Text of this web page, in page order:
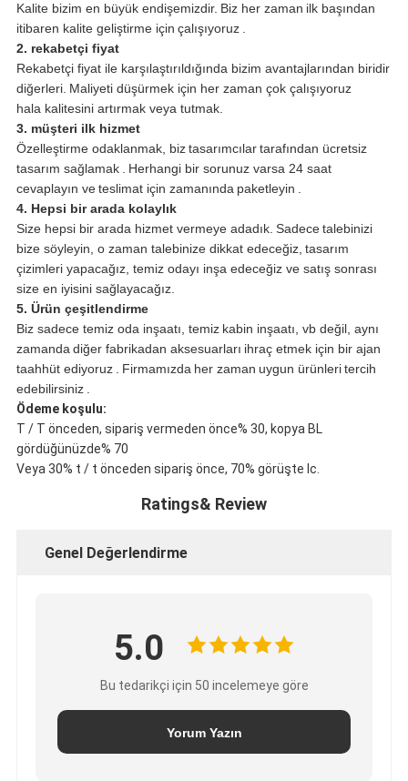
Kalite bizim en büyük endişemizdir. Biz her zaman ilk başından
itibaren kalite geliştirme için çalışıyoruz .
2. rekabetçi fiyat
Rekabetçi fiyat ile karşılaştırıldığında bizim avantajlarından biridir
diğerleri. Maliyeti düşürmek için her zaman çok çalışıyoruz
hala kalitesini artırmak veya tutmak.
3. müşteri ilk hizmet
Özelleştirme odaklanmak, biztasarımcılartarafından ücretsiz
tasarım sağlamak . Herhangi bir sorunuz varsa 24 saat
cevaplayın veteslimat için zamanında paketleyin .
4. Hepsi bir arada kolaylık
Size hepsi bir arada hizmet vermeye adadık. Sadecetalebinizi
bize söyleyin, o zaman talebinize dikkat edeceğiz, tasarım
çizimleri yapacağız, temiz odayı inşa edeceğiz ve satış sonrası
size en iyisini sağlayacağız.
5. Ürün çeşitlendirme
Biz sadece temiz oda inşaatı, temiz kabin inşaatı, vb değil, aynı
zamandadiğer fabrikadan aksesuarları ihraç etmek için bir ajan
taahhüt ediyoruz . Firmamızda her zaman uygun ürünleritercih
edebilirsiniz .
Ödeme koşulu:
T / T önceden, sipariş vermeden önce% 30, kopya BL
gördüğünüzde% 70
Veya 30% t / t önceden sipariş önce, 70% görüşte lc.
Ratings& Review
Genel Değerlendirme
5.0
Bu tedarikçi için 50 incelemeye göre
Yorum Yazın